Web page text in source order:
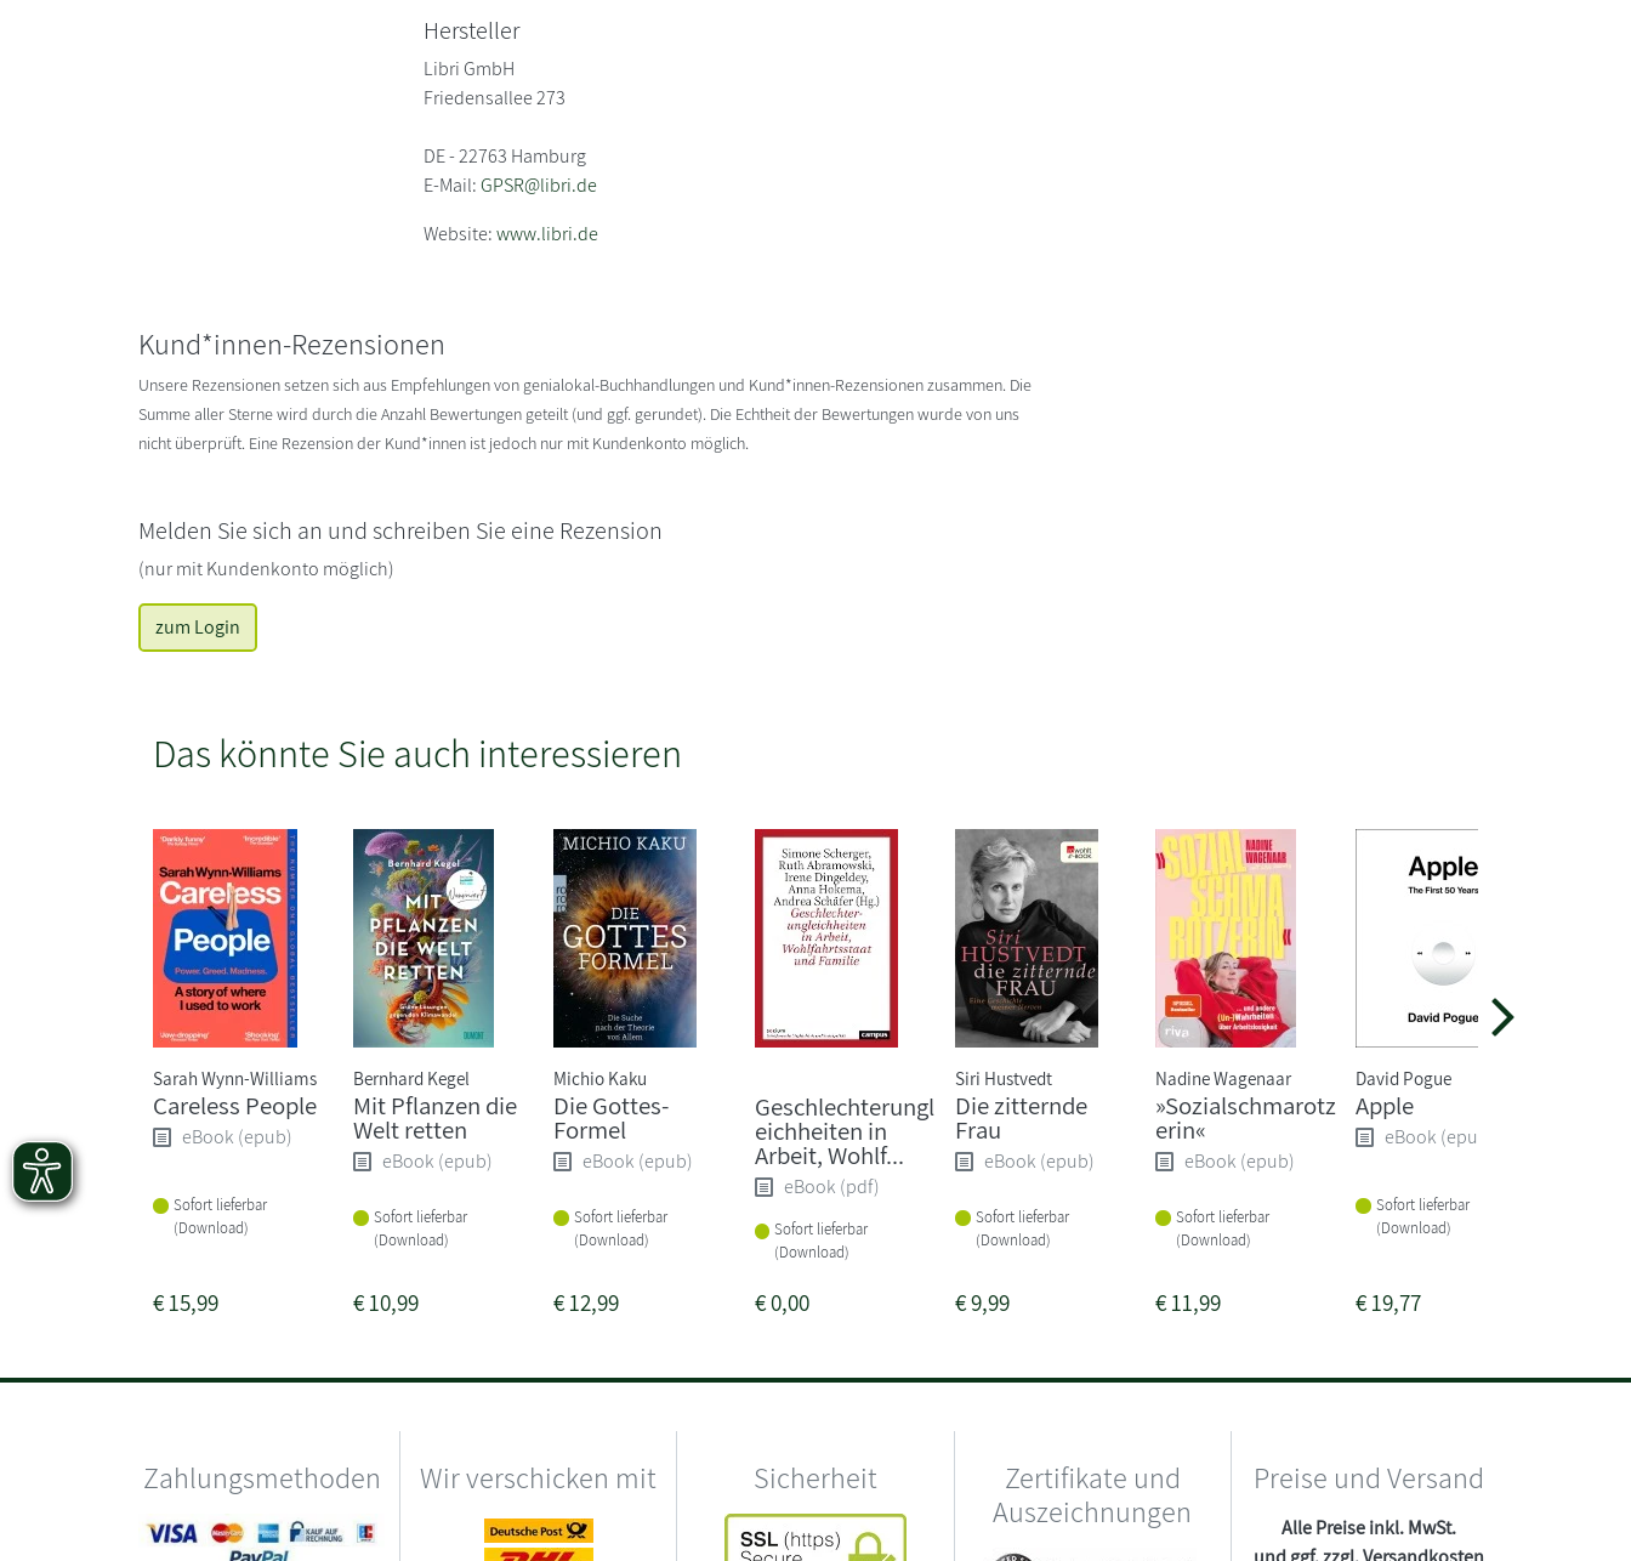
Hersteller
Libri GmbH
Friedensallee 273
DE - 22763 Hamburg
E-Mail:GPSR@libri.de
Website:www.libri.de
Kund*innen-Rezensionen
Unsere Rezensionen setzen sich aus Empfehlungen von genialokal-Buchhandlungen und Kund*innen-Rezensionen zusammen. Die
Summe aller Sterne wird durch die Anzahl Bewertungen geteilt (und ggf. gerundet). Die Echtheit der Bewertungen wurde von uns
nicht überprüft. Eine Rezension der Kund*innen ist jedoch nur mit Kundenkonto möglich.
Melden Sie sich an und schreiben Sie eine Rezension
(nur mit Kundenkonto möglich)
zum Login
Das könnte Sie auch interessieren
Sarah Wynn-Williams
Careless People
eBook (epub)
Sofort lieferbar
(Download)
€15,99
Bernhard Kegel
Mit Pflanzen die
Welt retten
eBook (epub)
Sofort lieferbar
(Download)
€10,99
Michio Kaku
Die Gottes-
Formel
eBook (epub)
Sofort lieferbar
(Download)
€12,99
Geschlechterungl
eichheiten in
Arbeit, Wohlf...
eBook (pdf)
Sofort lieferbar
(Download)
€0,00
Siri Hustvedt
Die zitternde
Frau
eBook (epub)
Sofort lieferbar
(Download)
€9,99
Nadine Wagenaar
»Sozialschmarotz
erin«
eBook (epub)
Sofort lieferbar
(Download)
€11,99
David Pogue
Apple
eBook (epub)
Sofort lieferbar
(Download)
€19,77
Zahlungsmethoden Wir verschicken mit Sicherheit
Zertifikate und
Auszeichnungen
Preise und Versand
Alle Preise inkl. MwSt.